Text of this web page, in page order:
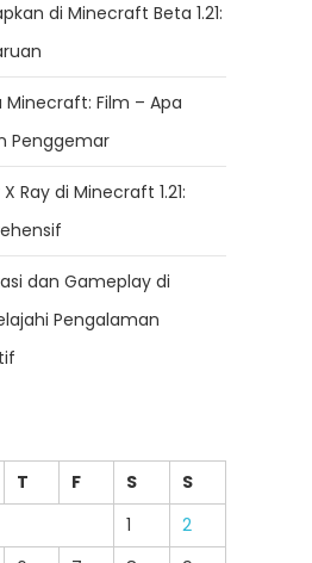
di Minecraft Beta 1.21:
Film – Apa
Penggemar
Ray di Minecraft 1.21:
dan Gameplay di
Pengalaman
T F S
S
1
2